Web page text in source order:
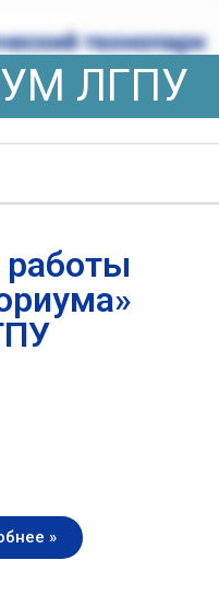
ЛГПУ
работы
»